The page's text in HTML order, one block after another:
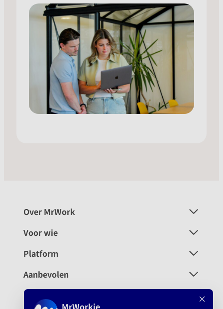
Over MrWork
Voor wie
Platform
Aanbevolen